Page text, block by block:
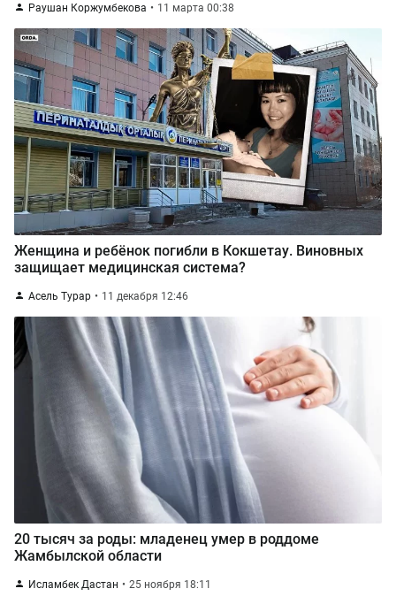
Раушан Коржумбекова 11 марта 00:38
Женщина и ребёнок погибли в Кокшетау. Виновных
защищает медицинская система?
Асель Турар 11 декабря 12:46
20 тысяч за роды: младенец умер в роддоме
Жамбылской области
Исламбек Дастан 25 ноября 18:11